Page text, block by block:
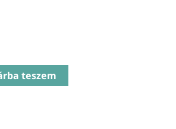
teszem